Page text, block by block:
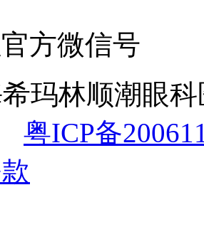
方微信号
玛林顺潮眼
粤ICP备